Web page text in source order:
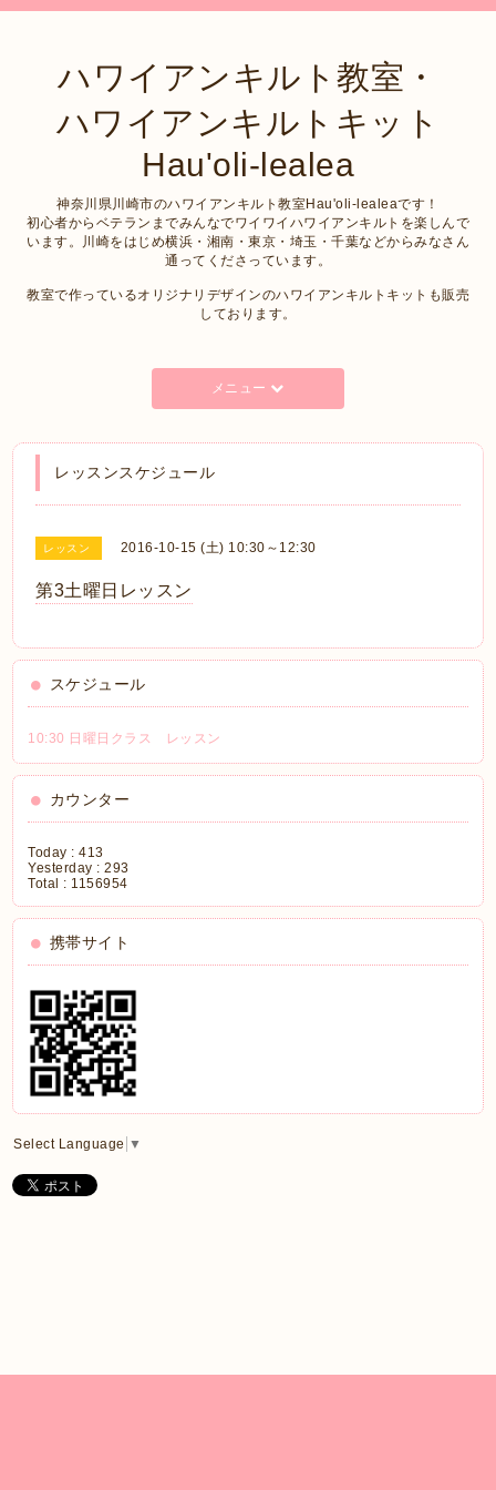
ハワイアンキルト教室・
ハワイアンキルトキット
Hau'oli-lealea
神奈川県川崎市のハワイアンキルト教室Hau'oli-lealeaです！
初心者からベテランまでみんなでワイワイハワイアンキルトを楽しんで
います。川崎をはじめ横浜・湘南・東京・埼玉・千葉などからみなさん
通ってくださっています。
教室で作っているオリジナリデザインのハワイアンキルトキットも販売
しております。
メニュー
レッスンスケジュール
レッスン 2016-10-15 (土) 10:30～12:30
第3土曜日レッスン
スケジュール
10:30 日曜日クラス レッスン
カウンター
Today :413
Yesterday :293
Total : 1156954
携帯サイト
Select Language ▼